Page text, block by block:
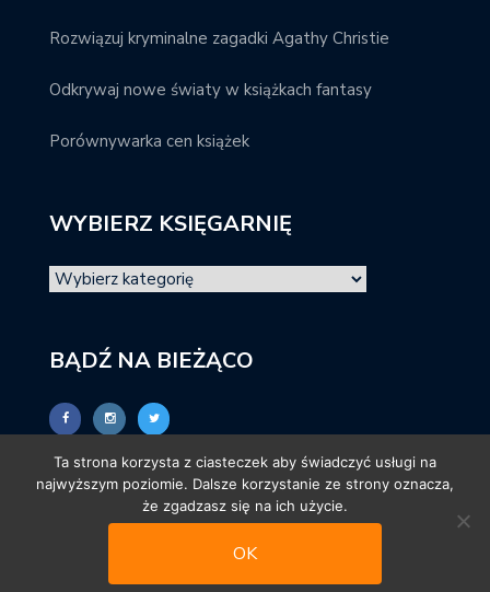
Rozwiązuj kryminalne zagadki Agathy Christie
Odkrywaj nowe światy w książkach fantasy
Porównywarka cen książek
WYBIERZ KSIĘGARNIĘ
BĄDŹ NA BIEŻĄCO
© promocjeksiazkowe.pl
Ta strona korzysta z ciasteczek aby świadczyć usługi na
najwyższym poziomie. Dalsze korzystanie ze strony oznacza,
że zgadzasz się na ich użycie.
OK